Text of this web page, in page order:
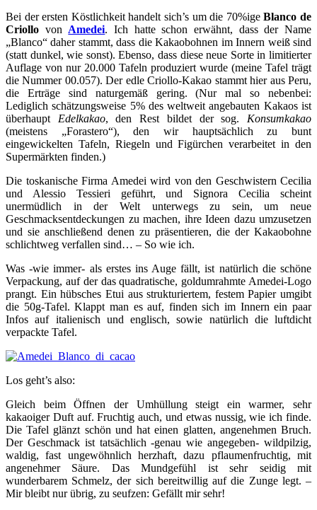
Bei der ersten Köstlichkeit handelt sich’s um die 70%igeBlanco de
Criollo von Amedei. Ich hatte schon erwähnt, dass der Name
„Blanco“ daher stammt, dass die Kakaobohnen im Innern weiß sind
(statt dunkel, wie sonst). Ebenso, dass diese neue Sorte in limitierter
Auflage von nur 20.000 Tafeln produziert wurde (meine Tafel trägt
die Nummer 00.057). Der edle Criollo-Kakao stammt hier aus Peru,
die Erträge sind naturgemäß gering. (Nur mal so nebenbei:
Lediglich schätzungsweise 5% des weltweit angebauten Kakaos ist
überhaupt Edelkakao, den Rest bildet der sog. Konsumkakao
(meistens „Forastero“), den wir hauptsächlich zu bunt
eingewickelten Tafeln, Riegeln und Figürchen verarbeitet in den
Supermärkten finden.)
Die toskanische Firma Amedei wird von den Geschwistern Cecilia
und Alessio Tessieri geführt, und Signora Cecilia scheint
unermüdlich in der Welt unterwegs zu sein, um neue
Geschmacksentdeckungen zu machen, ihre Ideen dazu umzusetzen
und sie anschließend denen zu präsentieren, die der Kakaobohne
schlichtweg verfallen sind… – So wie ich.
Was -wie immer- als erstes ins Auge fällt, ist natürlich die schöne
Verpackung, auf der das quadratische, goldumrahmte Amedei-Logo
prangt. Ein hübsches Etui aus strukturiertem, festem Papier umgibt
die 50g-Tafel. Klappt man es auf, finden sich im Innern ein paar
Infos auf italienisch und englisch, sowie natürlich die luftdicht
verpackte Tafel.
Los geht’s also:
Gleich beim Öffnen der Umhüllung steigt ein warmer, sehr
kakaoiger Duft auf. Fruchtig auch, und etwas nussig, wie ich finde.
Die Tafel glänzt schön und hat einen glatten, angenehmen Bruch.
Der Geschmack ist tatsächlich -genau wie angegeben- wildpilzig,
waldig, fast ungewöhnlich herzhaft, dazu pflaumenfruchtig, mit
angenehmer Säure. Das Mundgefühl ist sehr seidig mit
wunderbarem Schmelz, der sich bereitwillig auf die Zunge legt. –
Mir bleibt nur übrig, zu seufzen: Gefällt mir sehr!